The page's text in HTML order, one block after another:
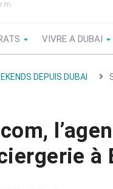
VIVRE A DUBAI
DEPUIS DUBAI
à